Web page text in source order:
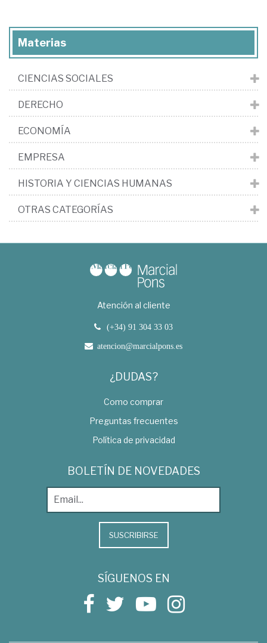
Materias
CIENCIAS SOCIALES
DERECHO
ECONOMÍA
EMPRESA
HISTORIA Y CIENCIAS HUMANAS
OTRAS CATEGORÍAS
Atención al cliente
(+34) 91 304 33 03
atencion@marcialpons.es
¿DUDAS?
Como comprar
Preguntas frecuentes
Política de privacidad
BOLETÍN DE NOVEDADES
SUSCRIBIRSE
SÍGUENOS EN